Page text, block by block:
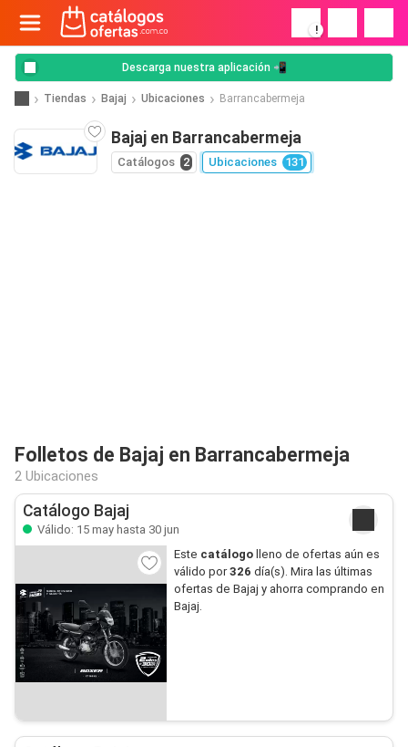
!
Descarga nuestra aplicación 📲
Tiendas Bajaj Ubicaciones Barrancabermeja
Bajaj en Barrancabermeja
Catálogos 2 Ubicaciones 131
Folletos de Bajaj en Barrancabermeja
2 Ubicaciones
Catálogo Bajaj
Válido: 15 may hasta 30 jun
Este catálogolleno de ofertas aún es
válido por326 día(s). Mira las últimas
ofertas de Bajaj y ahorra comprando en
Bajaj.